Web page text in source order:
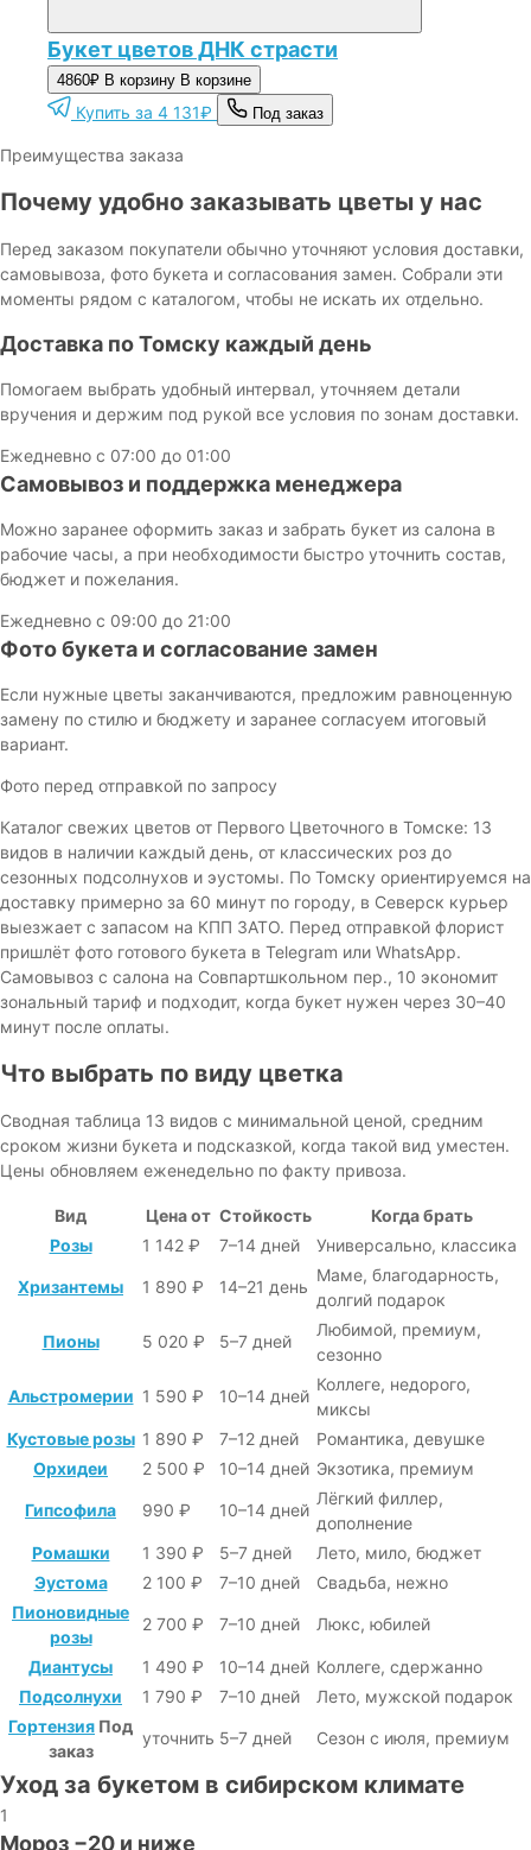
Букет цветов ДНК страсти
4860₽ В корзину В корзине
Купить за 4 131₽ Под заказ
Преимущества заказа
Почему удобно заказывать цветы у нас
Перед заказом покупатели обычно уточняют условия доставки,
самовывоза, фото букета и согласования замен. Собрали эти
моменты рядом с каталогом, чтобы не искать их отдельно.
Доставка по Томску каждый день
Помогаем выбрать удобный интервал, уточняем детали
вручения и держим под рукой все условия по зонам доставки.
Ежедневно с 07:00 до 01:00
Самовывоз и поддержка менеджера
Можно заранее оформить заказ и забрать букет из салона в
рабочие часы, а при необходимости быстро уточнить состав,
бюджет и пожелания.
Ежедневно с 09:00 до 21:00
Фото букета и согласование замен
Если нужные цветы заканчиваются, предложим равноценную
замену по стилю и бюджету и заранее согласуем итоговый
вариант.
Фото перед отправкой по запросу
Каталог свежих цветов от Первого Цветочного в Томске: 13
видов в наличии каждый день, от классических роз до
сезонных подсолнухов и эустомы. По Томску ориентируемся на
доставку примерно за 60 минут по городу, в Северск курьер
выезжает с запасом на КПП ЗАТО. Перед отправкой флорист
пришлёт фото готового букета в Telegram или WhatsApp.
Самовывоз с салона на Совпартшкольном пер., 10 экономит
зональный тариф и подходит, когда букет нужен через 30–40
минут после оплаты.
Что выбрать по виду цветка
Сводная таблица 13 видов с минимальной ценой, средним
сроком жизни букета и подсказкой, когда такой вид уместен.
Цены обновляем еженедельно по факту привоза.
Вид Цена от Стойкость
Когда брать
Розы
1 142 ₽ 7–14 дней Универсально, классика
Хризантемы 1 890 ₽ 14–21 день
Маме, благодарность,
долгий подарок
Пионы 5 020 ₽ 5–7 дней
Любимой, премиум,
сезонно
Альстромерии 1 590 ₽ 10–14 дней
Коллеге, недорого,
миксы
Кустовые розы 1 890 ₽ 7–12 дней
Романтика, девушке
Орхидеи
2 500 ₽ 10–14 дней Экзотика, премиум
Гипсофила 990 ₽ 10–14 дней
Лёгкий филлер,
дополнение
Ромашки
1 390 ₽ 5–7 дней
Лето, мило, бюджет
Эустома
2 100 ₽ 7–10 дней
Свадьба, нежно
Пионовидные
розы
2 700 ₽ 7–10 дней Люкс, юбилей
Диантусы 1 490 ₽ 10–14 дней Коллеге, сдержанно
Подсолнухи
1 790 ₽ 7–10 дней
Лето, мужской подарок
Гортензия Под
заказ
уточнить 5–7 дней Сезон с июля, премиум
Уход за букетом в сибирском климате
1
Мороз −20 и ниже